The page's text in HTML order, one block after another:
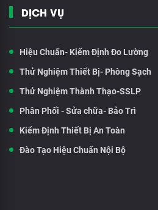
DỊCH VỤ
Hiệu Chuẩn- Kiểm Định Đo Lường
Thử Nghiệm Thiết Bị- Phòng Sạch
Thử Nghiệm Thành Thạo-SSLP
Phân Phối - Sửa chữa- Bảo Trì
Kiểm Định Thiết Bị An Toàn
Đào Tạo Hiệu Chuẩn Nội Bộ